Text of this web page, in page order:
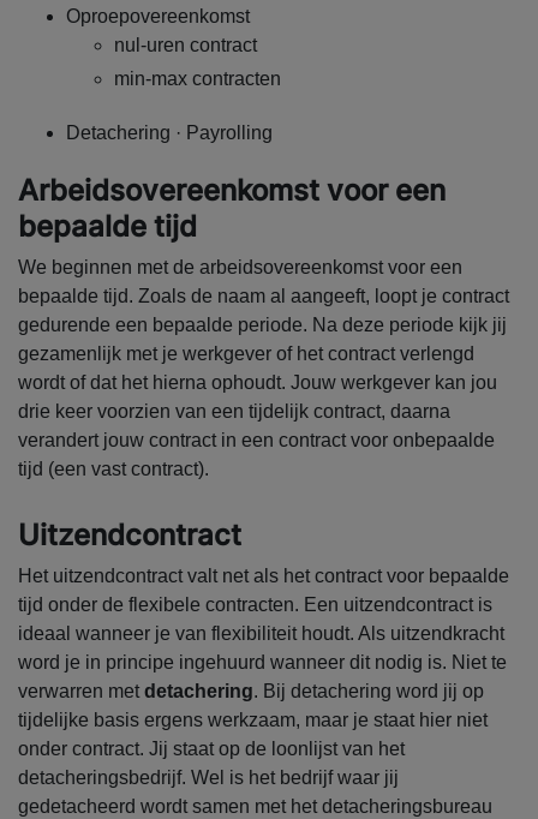
Oproepovereenkomst
nul-uren contract
min-max contracten
Detachering · Payrolling
Arbeidsovereenkomst voor een
bepaalde tijd
We beginnen met de arbeidsovereenkomst voor een
bepaalde tijd. Zoals de naam al aangeeft, loopt je contract
gedurende een bepaalde periode. Na deze periode kijk jij
gezamenlijk met je werkgever of het contract verlengd
wordt of dat het hierna ophoudt. Jouw werkgever kan jou
drie keer voorzien van een tijdelijk contract, daarna
verandert jouw contract in een contract voor onbepaalde
tijd (een vast contract).
Uitzendcontract
Het uitzendcontract valt net als het contract voor bepaalde
tijd onder de flexibele contracten. Een uitzendcontract is
ideaal wanneer je van flexibiliteit houdt. Als uitzendkracht
word je in principe ingehuurd wanneer dit nodig is. Niet te
verwarren met detachering. Bij detachering word jij op
tijdelijke basis ergens werkzaam, maar je staat hier niet
onder contract. Jij staat op de loonlijst van het
detacheringsbedrijf. Wel is het bedrijf waar jij
gedetacheerd wordt samen met het detacheringsbureau